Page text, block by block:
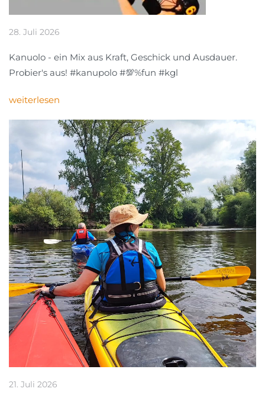
28. Juli 2026
Kanuolo - ein Mix aus Kraft, Geschick und Ausdauer.
Probier's aus! #kanupolo #💯%fun #kgl
weiterlesen
21. Juli 2026